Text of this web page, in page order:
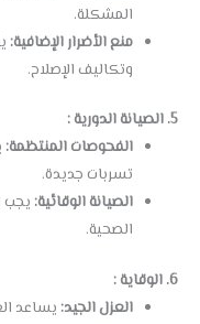
المشكلة.
منع الأضرار الإضافية:
وتكاليف الإصلاح.
5. الصيانة الدورية :
الفحوصات المنتظمة:
تسربات جديدة.
الصيانة الوقائية:يجب
الصحية.
6. الوقاية :
العزل الجيد:يساعد